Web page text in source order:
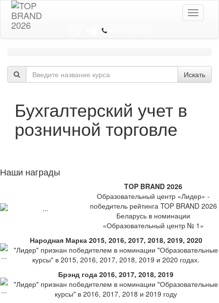
Toggle
Искать
Бухгалтерский учет в
розничной торговле
Наши награды
TOP BRAND 2026
Образовательный центр «Лидер» -
победитель рейтинга TOP BRAND 2026
Беларусь в номинации
«Образовательный центр № 1»
Народная Марка 2015, 2016, 2017, 2018, 2019, 2020
"Лидер" признан победителем в номинации "Образовательные
курсы" в 2015, 2016, 2017, 2018, 2019 и 2020 годах.
Брэнд года 2016, 2017, 2018, 2019
"Лидер" признан победителем в номинации "Образовательные
курсы" в 2016, 2017, 2018 и 2019 году